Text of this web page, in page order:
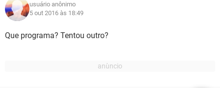
usuário anônimo
5 out 2016 às 18:49
Que programa? Tentou outro?